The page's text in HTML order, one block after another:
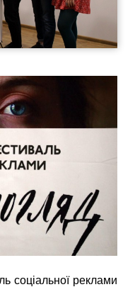
соціальної реклами